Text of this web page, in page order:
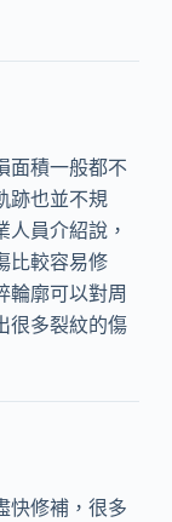
面積一般都不
跡也並不規
員介紹說，
比較容易修
輪廓可以對周
很多裂紋的傷
快修補，很多